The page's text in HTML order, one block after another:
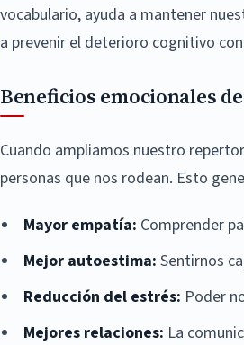
vocabulario, ayuda a mantener
a prevenir el deterioro cognitivo
Beneficios emocionales
Cuando ampliamos nuestro
personas que nos rodean. Esto
Mayor empatía: Comprender
Mejor autoestima: Sentirnos
Reducción del estrés: Poder
Mejores relaciones: La